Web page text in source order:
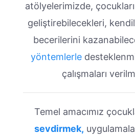
atölyelerimizde,
geliştirebilecekleri,
becerilerini
yöntemlerle
çalışmaları
Temel amacımız
sevdirmek,